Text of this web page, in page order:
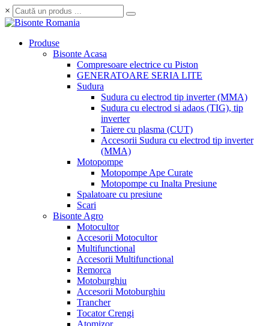
×
Produse
Bisonte Acasa
Compresoare electrice cu Piston
GENERATOARE SERIA LITE
Sudura
Sudura cu electrod tip inverter (MMA)
Sudura cu electrod si adaos (TIG), tip
inverter
Taiere cu plasma (CUT)
Accesorii Sudura cu electrod tip inverter
(MMA)
Motopompe
Motopompe Ape Curate
Motopompe cu Inalta Presiune
Spalatoare cu presiune
Scari
Bisonte Agro
Motocultor
Accesorii Motocultor
Multifunctional
Accesorii Multifunctional
Remorca
Motoburghiu
Accesorii Motoburghiu
Trancher
Tocator Crengi
Atomizor